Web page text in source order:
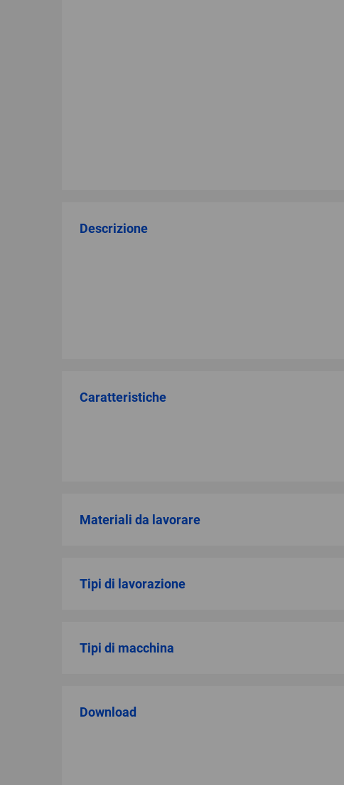
Descrizione
Caratteristiche
Materiali da lavorare
Tipi di lavorazione
Tipi di macchina
Download